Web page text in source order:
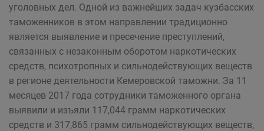
уголовных дел. Одной из важнейших задач кузбасских
таможенников в этом направлении традиционно
является выявление и пресечение преступлений,
связанных с незаконным оборотом наркотических
средств, психотропных и сильнодействующих веществ
в регионе деятельности Кемеровской таможни. За 11
месяцев 2017 года сотрудники таможенного органа
выявили и изъяли 117,044 грамм наркотических
средств и 317,865 грамм сильнодействующих веществ,